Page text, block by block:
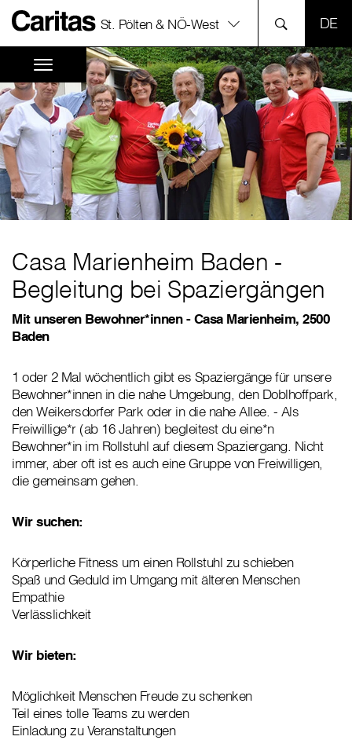
St. Pölten & NÖ-West
Casa Marienheim Baden -
Begleitung bei Spaziergängen
Mit unseren Bewohner*innen - Casa Marienheim, 2500
Baden
1 oder 2 Mal wöchentlich gibt es Spaziergänge für unsere
Bewohner*innen in die nahe Umgebung, den Doblhoffpark,
den Weikersdorfer Park oder in die nahe Allee. - Als
Freiwillige*r (ab 16 Jahren) begleitest du eine*n
Bewohner*in im Rollstuhl auf diesem Spaziergang. Nicht
immer, aber oft ist es auch eine Gruppe von Freiwilligen,
die gemeinsam gehen.
Wir suchen:
Körperliche Fitness um einen Rollstuhl zu schieben
Spaß und Geduld im Umgang mit älteren Menschen
Empathie
Verlässlichkeit
Wir bieten:
Möglichkeit Menschen Freude zu schenken
Teil eines tolle Teams zu werden
Einladung zu Veranstaltungen